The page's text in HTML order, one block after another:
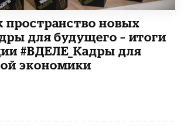
пространство новых
для будущего – итоги
#ВДЕЛЕ_Кадры для
экономики